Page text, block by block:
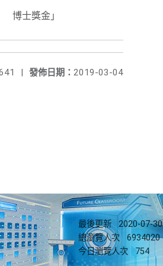
博士獎金」
發佈日期： 2019-03-04
|
最後更新
2020-07-30
總瀏覽人次
6934020
今日瀏覽人次
754